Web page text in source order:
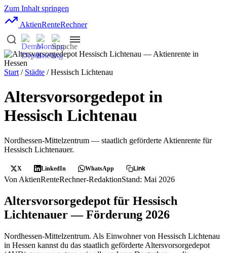
Zum Inhalt springen
AktienRenteRechner
Start / Städte / Hessisch Lichtenau
Altersvorsorgedepot in
Hessisch Lichtenau
Nordhessen-Mittelzentrum — staatlich geförderte Aktienrente für
Hessisch Lichtenauer.
X LinkedIn WhatsApp Link
Von AktienRenteRechner-RedaktionStand: Mai 2026
Altersvorsorgedepot für Hessisch
Lichtenauer — Förderung 2026
Nordhessen-Mittelzentrum. Als Einwohner von Hessisch Lichtenau
in Hessen kannst du das staatlich geförderte Altersvorsorgedepot